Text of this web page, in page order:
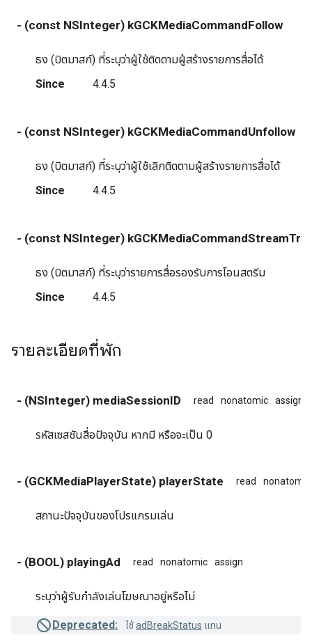
- (const NSInteger) kGCKMediaCommandFollow
ธง (บิตมาสก์) ที่ระบุว่าผู้ใช้ติดตามผู้สร้างรายการสื่อได้
Since
4.4.5
- (const NSInteger) kGCKMediaCommandUnfollow
ธง (บิตมาสก์) ที่ระบุว่าผู้ใช้เลิกติดตามผู้สร้างรายการสื่อได้
Since
4.4.5
- (const NSInteger)
ธง (บิตมาสก์) ที่ระบุว่ารายการสื่อรองรับการโอนสตรีม
Since
4.4.5
รายละเอียดที่พัก
- (NSInteger) mediaSessionID read nonatomic assign
รหัสเซสชันสื่อปัจจุบัน หากมี หรือจะเป็น 0
- (GCKMediaPlayerState) playerState read nonatomic
สถานะปัจจุบันของโปรแกรมเล่น
- (BOOL) playingAd read nonatomic assign
ระบุว่าผู้รับกำลังเล่นโฆษณาอยู่หรือไม่
Deprecated: ใช้adBreakStatus แทน